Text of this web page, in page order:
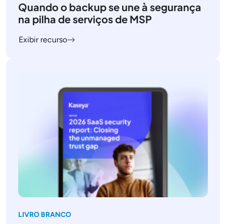
Quando o backup se une à segurança
na pilha de serviços de MSP
Exibir recurso
LIVRO BRANCO